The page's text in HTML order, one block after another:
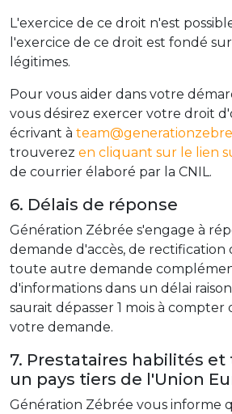
L'exercice de ce droit n'est
l'exercice de ce droit est fondé
légitimes.
Pour vous aider dans votre
vous désirez exercer votre droit
écrivant à
trouverez en cliquant sur le lien
de courrier élaboré par la CNIL.
6. Délais de réponse
Génération Zébrée s'engage à
demande d'accès, de rectification
toute autre demande
d'informations dans un délai
saurait dépasser 1 mois à
votre demande.
7. Prestataires habilités
un pays tiers de l'Union
Génération Zébrée vous informe